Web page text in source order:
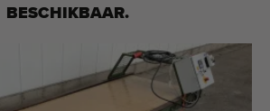
BESCHIKBAAR.